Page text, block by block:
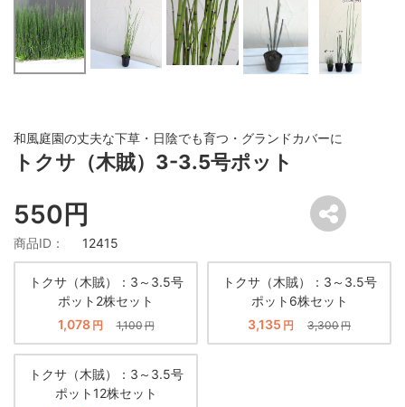
和風庭園の丈夫な下草・日陰でも育つ・グランドカバーに
トクサ（木賊）3-3.5号ポット
550円
商品ID： 12415
トクサ（木賊）：3～3.5号
ポット2株セット
1,078 円 1,100円
トクサ（木賊）：3～3.5号
ポット6株セット
3,135 円 3,300円
トクサ（木賊）：3～3.5号
ポット12株セット